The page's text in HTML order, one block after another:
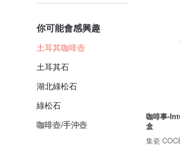
你可能會感興趣
土耳其咖啡壺
土耳其石
湖北綠松石
綠松石
咖啡壺/手沖壺
咖啡事-
盒
集瓷